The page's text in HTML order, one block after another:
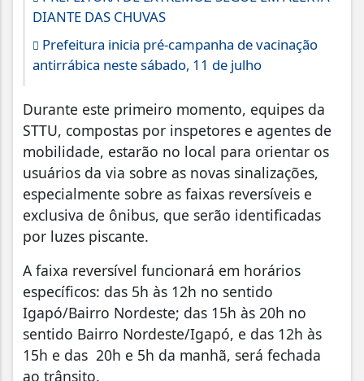
DIANTE DAS CHUVAS
Prefeitura inicia pré-campanha de vacinação
antirrábica neste sábado, 11 de julho
Durante este primeiro momento, equipes da
STTU, compostas por inspetores e agentes de
mobilidade, estarão no local para orientar os
usuários da via sobre as novas sinalizações,
especialmente sobre as faixas reversíveis e
exclusiva de ônibus, que serão identificadas
por luzes piscante.
A faixa reversível funcionará em horários
específicos: das 5h às 12h no sentido
Igapó/Bairro Nordeste; das 15h às 20h no
sentido Bairro Nordeste/Igapó, e das 12h às
15h e das 20h e 5h da manhã, será fechada
ao trânsito.